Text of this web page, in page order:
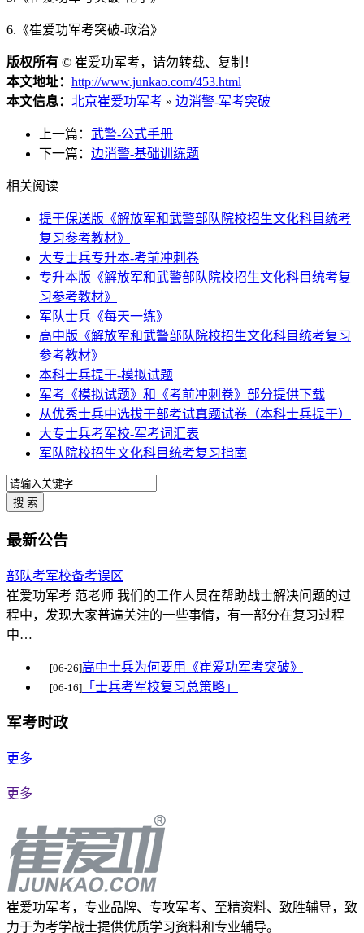
6.《崔爱功军考突破-政治》
版权所有 © 崔爱功军考，请勿转载、复制！
本文地址： http://www.junkao.com/453.html
本文信息： 北京崔爱功军考 » 边消警-军考突破
上一篇： 武警-公式手册
下一篇： 边消警-基础训练题
相关阅读
提干保送版《解放军和武警部队院校招生文化科目统考
复习参考教材》
大专士兵专升本-考前冲刺卷
专升本版《解放军和武警部队院校招生文化科目统考复
习参考教材》
军队士兵《每天一练》
高中版《解放军和武警部队院校招生文化科目统考复习
参考教材》
本科士兵提干-模拟试题
军考《模拟试题》和《考前冲刺卷》部分提供下载
从优秀士兵中选拔干部考试真题试卷（本科士兵提干）
大专士兵考军校-军考词汇表
军队院校招生文化科目统考复习指南
最新公告
部队考军校备考误区
崔爱功军考 范老师 我们的工作人员在帮助战士解决问题的过
程中，发现大家普遍关注的一些事情，有一部分在复习过程
中…
[06-26]高中士兵为何要用《崔爱功军考突破》
[06-16] 「士兵考军校复习总策略」
军考时政
更多
更多
崔爱功军考，专业品牌、专攻军考、至精资料、致胜辅导，致
力于为考学战士提供优质学习资料和专业辅导。